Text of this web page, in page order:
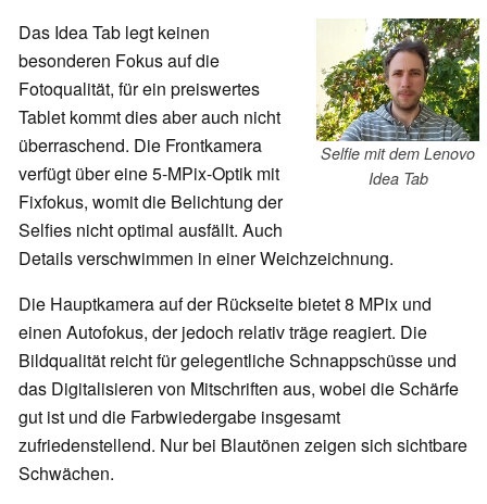
Selfie mit dem Lenovo
Idea Tab
Das Idea Tab legt keinen
besonderen Fokus auf die
Fotoqualität, für ein preiswertes
Tablet kommt dies aber auch nicht
überraschend. Die Frontkamera
verfügt über eine 5-MPix-Optik mit
Fixfokus, womit die Belichtung der
Selfies nicht optimal ausfällt. Auch
Details verschwimmen in einer Weichzeichnung.
Die Hauptkamera auf der Rückseite bietet 8 MPix und
einen Autofokus, der jedoch relativ träge reagiert. Die
Bildqualität reicht für gelegentliche Schnappschüsse und
das Digitalisieren von Mitschriften aus, wobei die Schärfe
gut ist und die Farbwiedergabe insgesamt
zufriedenstellend. Nur bei Blautönen zeigen sich sichtbare
Schwächen.